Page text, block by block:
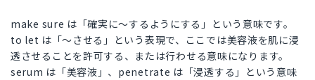
make sure は「確実に〜するようにする」という意味です。
to let は「〜させる」という表現で、ここでは美容液を肌に浸
透させることを許可する、または行わせる意味になります。
serum は「美容液」、penetrate は「浸透する」という意味